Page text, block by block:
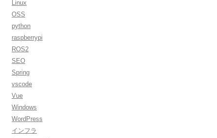
Linux
OSS
python
raspberrypi
ROS2
SEO
Spring
vscode
Vue
Windows
WordPress
インフラ